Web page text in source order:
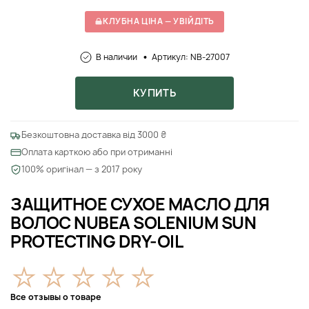
ЗАЩИТНОЕ СУХОЕ МАСЛО ДЛЯ
ВОЛОС NUBEA SOLENIUM SUN
PROTECTING DRY-OIL
Все отзывы о товаре
КЛУБНА ЦІНА — УВІЙДІТЬ
В наличии Артикул: NB-27007
КУПИТЬ
Безкоштовна доставка від 3000 ₴
Оплата карткою або при отриманні
100% оригінал — з 2017 року